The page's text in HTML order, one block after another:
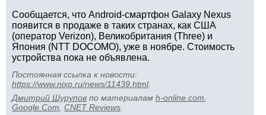
Сообщается, что Android-смартфон Galaxy Nexus
появится в продаже в таких странах, как США
(оператор Verizon), Великобритания (Three) и
Япония (NTT DOCOMO), уже в ноябре. Стоимость
устройства пока не объявлена.
Постоянная ссылка к новости:
https://www.nixp.ru/news/11439.html.
Дмитрий Шурупов по материалам h-online.com
Google.Com CNET Reviews